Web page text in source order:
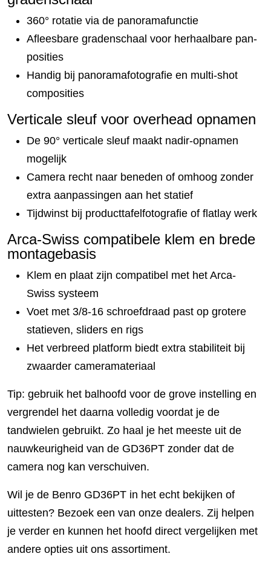
360° rotatie via de panoramafunctie
Afleesbare gradenschaal voor herhaalbare pan-
posities
Handig bij panoramafotografie en multi-shot
composities
Verticale sleuf voor overhead opnamen
De 90° verticale sleuf maakt nadir-opnamen
mogelijk
Camera recht naar beneden of omhoog zonder
extra aanpassingen aan het statief
Tijdwinst bij producttafelfotografie of flatlay werk
Arca-Swiss compatibele klem en brede
montagebasis
Klem en plaat zijn compatibel met het Arca-
Swiss systeem
Voet met 3/8-16 schroefdraad past op grotere
statieven, sliders en rigs
Het verbreed platform biedt extra stabiliteit bij
zwaarder cameramateriaal
Tip: gebruik het balhoofd voor de grove instelling en
vergrendel het daarna volledig voordat je de
tandwielen gebruikt. Zo haal je het meeste uit de
nauwkeurigheid van de GD36PT zonder dat de
camera nog kan verschuiven.
Wil je de Benro GD36PT in het echt bekijken of
uittesten? Bezoek een van onze dealers. Zij helpen
je verder en kunnen het hoofd direct vergelijken met
andere opties uit ons assortiment.